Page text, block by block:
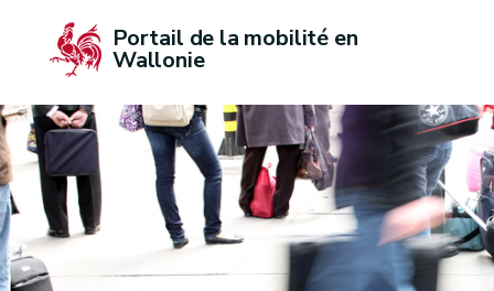
Portail de la mobilité en
Wallonie